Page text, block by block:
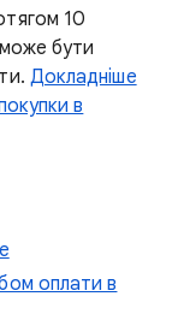
10
може бути
Докладніше
в
оплати в